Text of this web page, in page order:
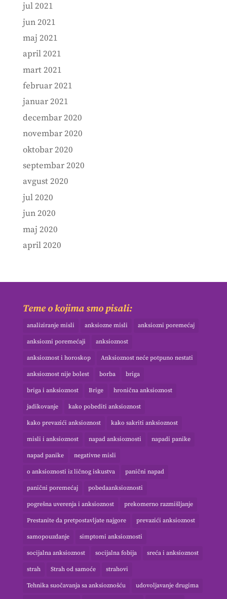
jul 2021
jun 2021
maj 2021
april 2021
mart 2021
februar 2021
januar 2021
decembar 2020
novembar 2020
oktobar 2020
septembar 2020
avgust 2020
jul 2020
jun 2020
maj 2020
april 2020
Teme o kojima smo pisali:
analiziranje misli anksiozne misli anksiozni poremećaj
anksiozni poremećaji anksioznost
anksioznost i horoskop Anksioznost neće potpuno nestati
anksioznost nije bolest borba briga
briga i anksioznost Brige hronična anksioznost
jadikovanje kako pobediti anksioznost
kako prevazići anksioznost kako sakriti anksioznost
misli i anksioznost napad anksioznosti napadi panike
napad panike negativne misli
o anksioznosti iz ličnog iskustva panični napad
panični poremećaj pobedaanksioznosti
pogrešna uverenja i anksioznost prekomerno razmišljanje
Prestanite da pretpostavljate najgore prevazići anksioznost
samopouzdanje simptomi anksioznosti
socijalna anksioznost socijalna fobija sreća i anksioznost
strah Strah od samoće strahovi
Tehnika suočavanja sa anksioznošću udovoljavanje drugima